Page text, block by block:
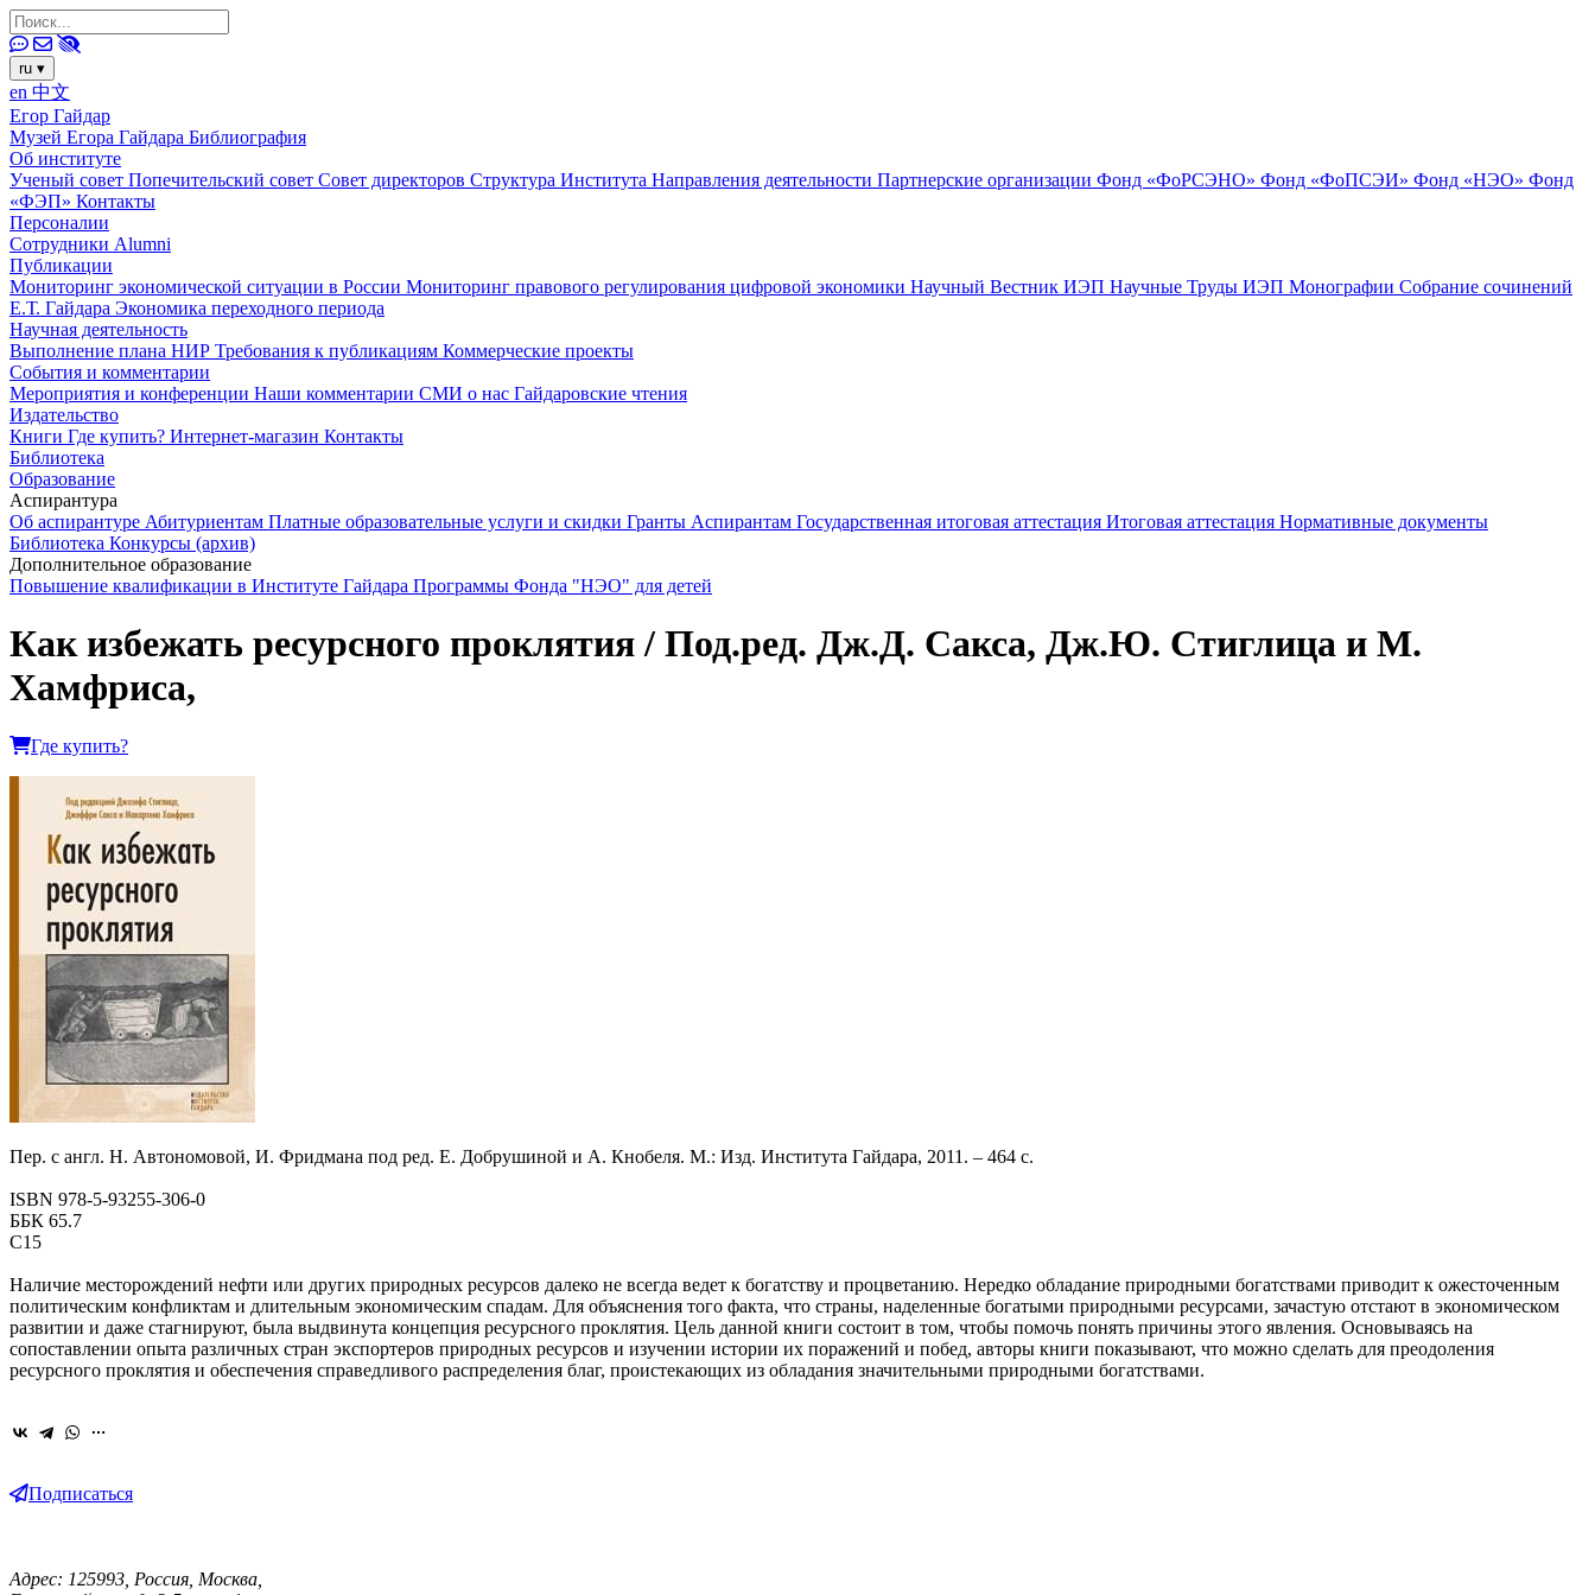
ru ▾
en 中文
Егор Гайдар
Музей Егора Гайдара Библиография
Об институте
Ученый совет Попечительский совет Совет директоров Структура Института Направления деятельности Партнерские организации Фонд «ФоРСЭНО» Фонд «ФоПСЭИ» Фонд «НЭО» Фонд
«ФЭП» Контакты
Персоналии
Сотрудники Alumni
Публикации
Мониторинг экономической ситуации в России Мониторинг правового регулирования цифровой экономики Научный Вестник ИЭП Научные Труды ИЭП Монографии Собрание сочинений
Е.Т. Гайдара Экономика переходного периода
Научная деятельность
Выполнение плана НИР Требования к публикациям Коммерческие проекты
События и комментарии
Мероприятия и конференции Наши комментарии СМИ о нас Гайдаровские чтения
Издательство
Книги Где купить? Интернет-магазин Контакты
Библиотека
Образование
Аспирантура
Об аспирантуре Абитуриентам Платные образовательные услуги и скидки Гранты Аспирантам Государственная итоговая аттестация Итоговая аттестация Нормативные документы
Библиотека Конкурсы (архив)
Дополнительное образование
Повышение квалификации в Институте Гайдара Программы Фонда "НЭО" для детей
Как избежать ресурсного проклятия / Под.ред. Дж.Д. Сакса, Дж.Ю. Стиглица и М.
Хамфриса,
Где купить?
Пер. с англ. Н. Автономовой, И. Фридмана под ред. Е. Добрушиной и А. Кнобеля. М.: Изд. Института Гайдара, 2011. – 464 с.
ISBN 978‑5‑93255‑306‑0
ББК 65.7
С15
Наличие месторождений нефти или других природных ресурсов далеко не всегда ведет к богатству и процветанию. Нередко обладание природными богатствами приводит к ожесточенным
политическим конфликтам и длительным экономическим спадам. Для объяснения того факта, что страны, наделенные богатыми природными ресурсами, зачастую отстают в экономическом
развитии и даже стагнируют, была выдвинута концепция ресурсного проклятия. Цель данной книги состоит в том, чтобы помочь понять причины этого явления. Основываясь на
сопоставлении опыта различных стран экспортеров природных ресурсов и изучении истории их поражений и побед, авторы книги показывают, что можно сделать для преодоления
ресурсного проклятия и обеспечения справедливого распределения благ, проистекающих из обладания значительными природными богатствами.
Подписаться
Адрес: 125993, Россия, Москва,